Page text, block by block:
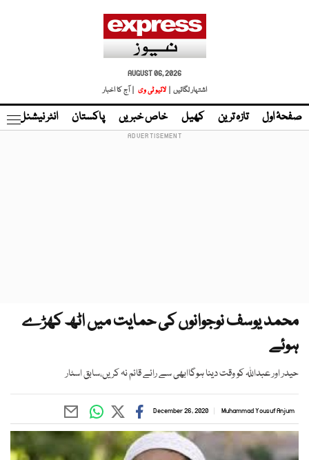
AUGUST 06, 2026
اشتہار لگائیں |
لائیو ٹی وی | آج کا اخبار
صفحۂ اول تازہ ترین کھیل خاص خبریں پاکستان انٹر نیشنل
محمد یوسف نوجوانوں کی حمایت میں اٹھ کھڑے
ہوئے
حیدر اور عبداللہ کو وقت دینا ہوگاابھی سے رائے قائم نہ کریں،سابق اسٹار
Muhammad Yousuf Anjum
December 26, 2020